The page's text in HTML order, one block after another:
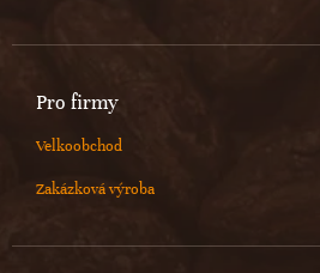
Pro firmy
Velkoobchod
Zakázková výroba